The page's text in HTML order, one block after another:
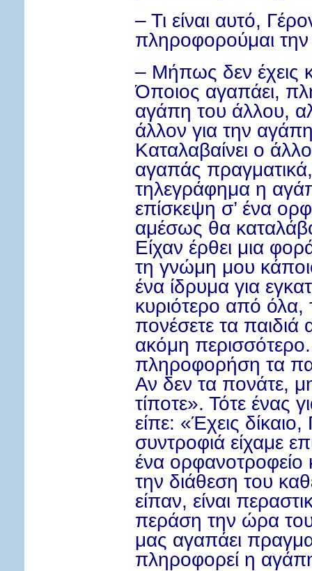
– Τι είναι αυτό,
πληροφορούμαι
– Μήπως δεν έχεις
Όποιος αγαπάει,
αγάπη του άλλου,
άλλον για την
Καταλαβαίνει ο
αγαπάς πραγματικά,
τηλεγράφημα η
επίσκεψη σ’ ένα
αμέσως θα
Είχαν έρθει μια
τη γνώμη μου
ένα ίδρυμα για
κυριότερο από όλα,
πονέσετε τα παιδιά
ακόμη
πληροφορήση τα
Αν δεν τα πονάτε,
τίποτε». Τότε ένας
είπε: «Έχεις
συντροφιά είχαμε
ένα ορφανοτροφείο
την διάθεση του
είπαν, είναι
περάση την ώρα του
μας αγαπάει
πληροφορεί η